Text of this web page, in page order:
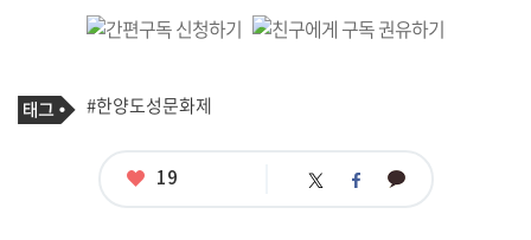
기
사
태
그
#한양도성문화제
좋
19 트 페 카